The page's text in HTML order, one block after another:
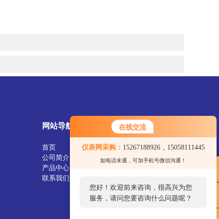
在线交流
仪表网采购： 15267188926，15058111445
如电话未通，可加手机号微信沟通！
您好！欢迎前来咨询，很高兴为您
服务，请问您要咨询什么问题呢？
网站导航
首页
公司简介
产品中心
联系我们